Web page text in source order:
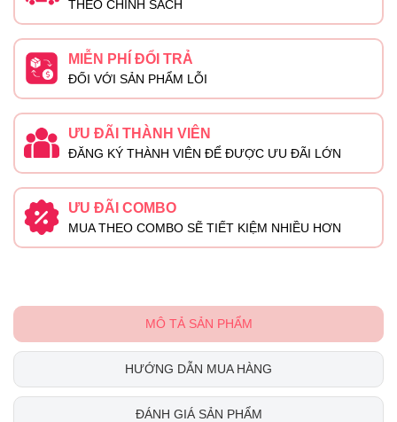
THEO CHÍNH SÁCH
MIỄN PHÍ ĐỔI TRẢ
ĐỐI VỚI SẢN PHẨM LỖI
ƯU ĐÃI THÀNH VIÊN
ĐĂNG KÝ THÀNH VIÊN ĐỂ ĐƯỢC ƯU ĐÃI LỚN
ƯU ĐÃI COMBO
MUA THEO COMBO SẼ TIẾT KIỆM NHIỀU HƠN
MÔ TẢ SẢN PHẨM
HƯỚNG DẪN MUA HÀNG
ĐÁNH GIÁ SẢN PHẨM